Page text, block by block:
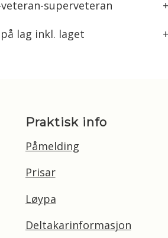
superveteran
lag inkl. laget
Praktisk info
Påmelding
Prisar
Løypa
Deltakarinformasjon